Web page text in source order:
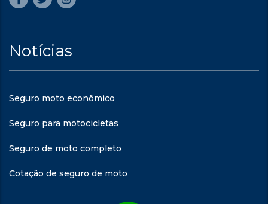
Notícias
Seguro moto econômico
Seguro para motocicletas
Seguro de moto completo
Cotação de seguro de moto